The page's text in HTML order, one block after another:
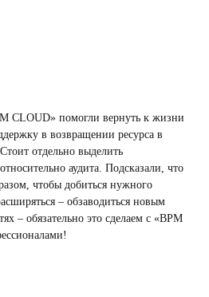
CLOUD» помогли вернуть к жизни
в возвращении ресурса в
отдельно выделить
аудита. Подсказали, что
чтобы добиться нужного
– обзаводиться новым
– обязательно это сделаем с «BPM